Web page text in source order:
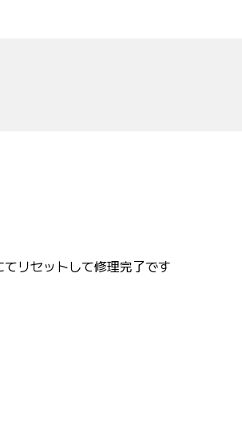
リセットして修理完了です